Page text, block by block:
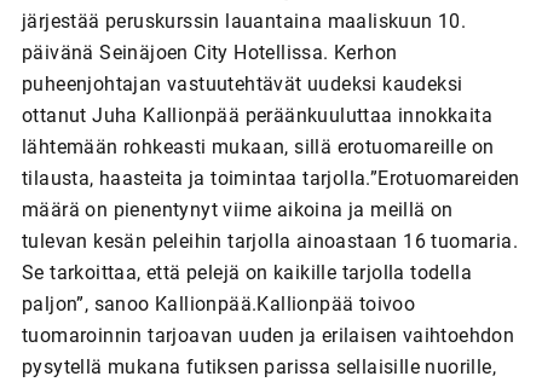
järjestää peruskurssin lauantaina maaliskuun 10.
päivänä Seinäjoen City Hotellissa. Kerhon
puheenjohtajan vastuutehtävät uudeksi kaudeksi
ottanut Juha Kallionpää peräänkuuluttaa innokkaita
lähtemään rohkeasti mukaan, sillä erotuomareille on
tilausta, haasteita ja toimintaa tarjolla.”Erotuomareiden
määrä on pienentynyt viime aikoina ja meillä on
tulevan kesän peleihin tarjolla ainoastaan 16 tuomaria.
Se tarkoittaa, että pelejä on kaikille tarjolla todella
paljon”, sanoo Kallionpää.Kallionpää toivoo
tuomaroinnin tarjoavan uuden ja erilaisen vaihtoehdon
pysytellä mukana futiksen parissa sellaisille nuorille,